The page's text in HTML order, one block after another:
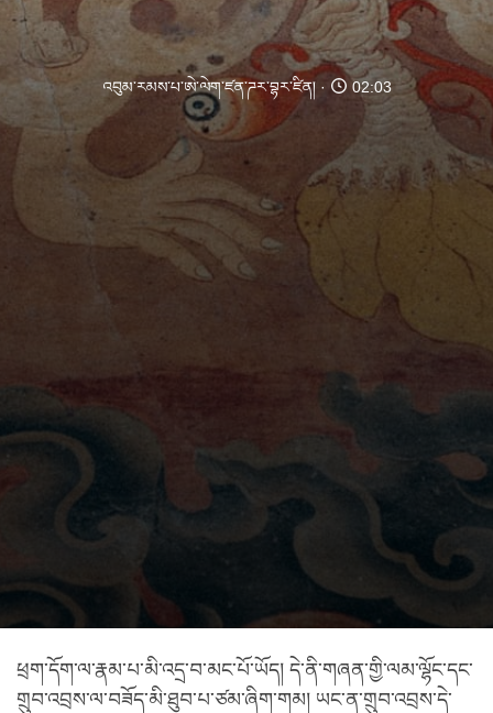
འབུམ་རམས་པ་ཨེ་ལེག་ཛན་ཌར་བྷར་ཛིན། 02:03
ཕྲག་དོག་ལ་རྣམ་པ་མི་འདྲ་བ་མང་པོ་ཡོད། དེ་ནི་གཞན་གྱི་ལམ་ལྷོང་དང་
གྲུབ་འབྲས་ལ་བཟོད་མི་ཐུབ་པ་ཙམ་ཞིག་གམ། ཡང་ན་གྲུབ་འབྲས་དེ་